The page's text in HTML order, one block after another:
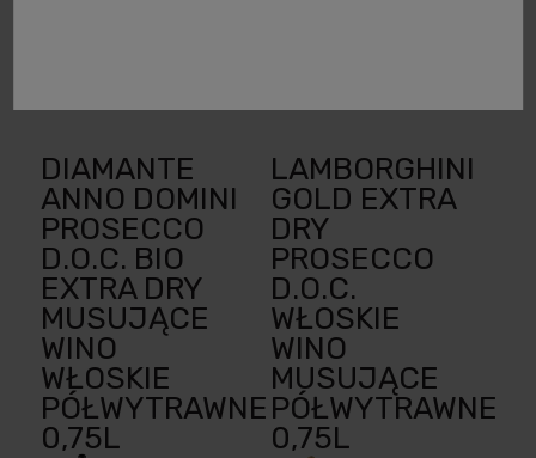
DIAMANTE
ANNO DOMINI
PROSECCO
D.O.C. BIO
EXTRA DRY
MUSUJĄCE
WINO
WŁOSKIE
PÓŁWYTRAWNE
0,75L
LAMBORGHINI
GOLD EXTRA
DRY
PROSECCO
D.O.C.
WŁOSKIE
WINO
MUSUJĄCE
PÓŁWYTRAWNE
0,75L